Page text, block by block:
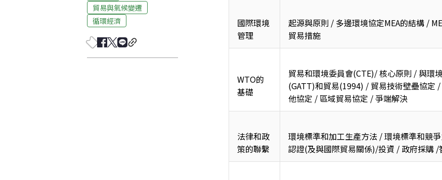
貿易與氣候變遷
循環經濟
國際環境
管理
起源與原則 / 多邊環境協定MEA的結構 /
貿易措施
WTO的
基礎
貿易和環境委員會(CTE)/ 核心原則 / 與環
(GATT)和貿易(1994) / 貿易技術壁壘協定
他協定 / 區域貿易協定 / 爭端解決
法律和政
策的聯繫
環境標準和加工生產方法 / 環境標準和競
認證(及與國際貿易關係)/投資 / 政府採購